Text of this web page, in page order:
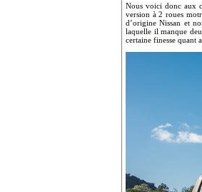
Nous voici donc aux
version à 2 roues
d’origine Nissan et
laquelle il manque
certaine finesse quant